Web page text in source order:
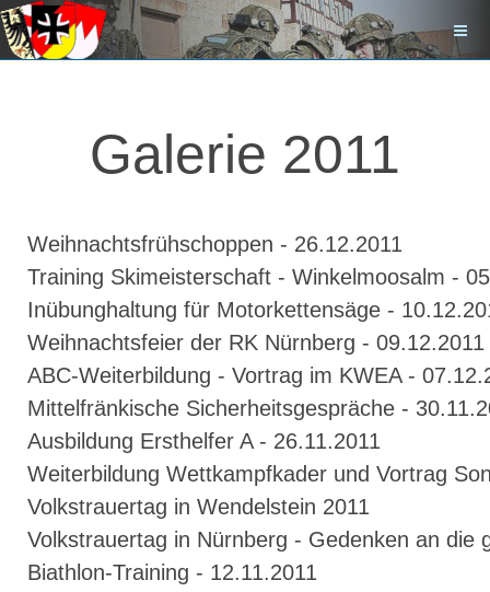
Galerie 2011
Weihnachtsfrühschoppen - 26.12.2011
Training Skimeisterschaft - Winkelmoosalm -
Inübunghaltung für Motorkettensäge -
Weihnachtsfeier der RK Nürnberg - 09.12.2011
ABC-Weiterbildung - Vortrag im KWEA -
Mittelfränkische Sicherheitsgespräche -
Ausbildung Ersthelfer A - 26.11.2011
Weiterbildung Wettkampfkader und Vortrag
Volkstrauertag in Wendelstein 2011
Volkstrauertag in Nürnberg - Gedenken an die
Biathlon-Training - 12.11.2011